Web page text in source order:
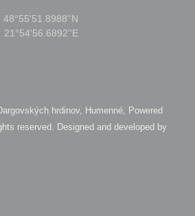
48°55'51.8988''N
21°54'56.6892''E
hrdinov, Humenné, Powered
reserved. Designed and developed by